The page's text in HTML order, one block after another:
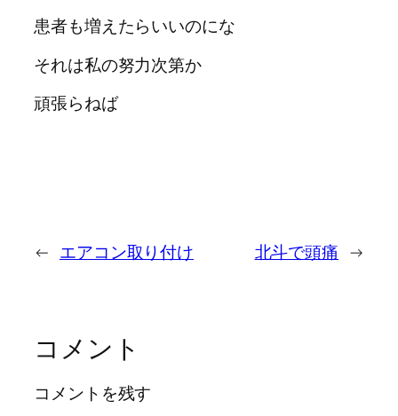
患者も増えたらいいのにな
それは私の努力次第か
頑張らねば
← エアコン取り付け 北斗で頭痛 →
コメント
コメントを残す